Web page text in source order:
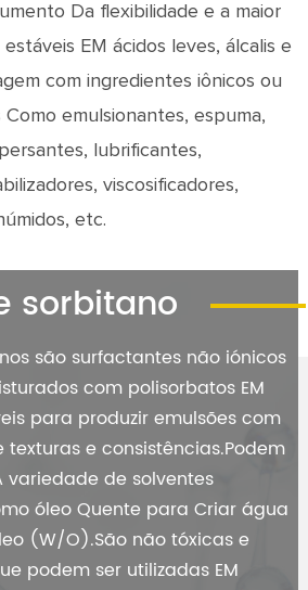
Da flexibilidade e a maior
EM ácidos leves, álcalis e
com ingredientes iônicos ou
Como emulsionantes, espuma,
lubrificantes,
viscosificadores,
etc.
sorbitano
são surfactantes não iónicos
com polisorbatos EM
para produzir emulsões com
texturas e consistências.Podem
variedade de solventes
óleo Quente para Criar água
(W/O).São não tóxicas e
podem ser utilizadas EM